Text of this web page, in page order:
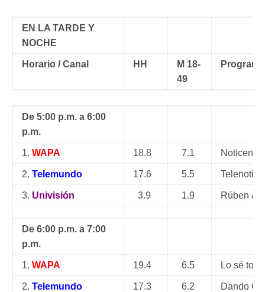
EN LA TARDE Y
NOCHE
Horario / Canal HH
M 18-
49
Programa
De 5:00 p.m. a 6:00
p.m.
1. WAPA 18.8 7.1 Noticentro
2. Telemundo 17.6 5.5
3. Univisión 3.9 1.9 Rúben &
De 6:00 p.m. a 7:00
p.m.
1. WAPA 19.4 6.5 Lo sé todo
2. Telemundo 17.3 6.2 Dando